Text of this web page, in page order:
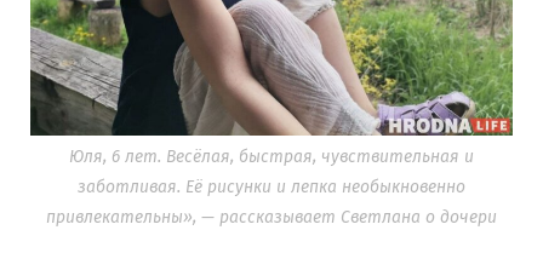
Юля, 6 лет. Весёлая, быстрая, чувствительная и
заботливая. Её рисунки и лепка необыкновенно
привлекательны», — рассказывает Светлана о дочери